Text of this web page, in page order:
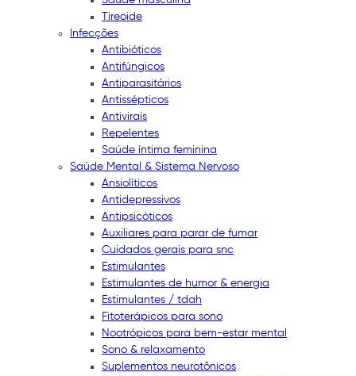
Tireoide
Infecções
Antibióticos
Antifúngicos
Antiparasitários
Antissépticos
Antivirais
Repelentes
Saúde íntima feminina
Saúde Mental & Sistema Nervoso
Ansiolíticos
Antidepressivos
Antipsicóticos
Auxiliares para parar de fumar
Cuidados gerais para snc
Estimulantes
Estimulantes de humor & energia
Estimulantes / tdah
Fitoterápicos para sono
Nootrópicos para bem-estar mental
Sono & relaxamento
Suplementos neurotônicos